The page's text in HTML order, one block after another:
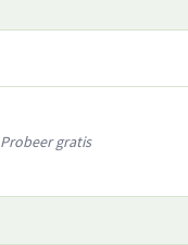
Probeer gratis